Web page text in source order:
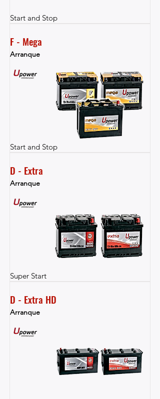
Start and Stop
F - Mega
Arranque
Start and Stop
D - Extra
Arranque
Super Start
D - Extra HD
Arranque